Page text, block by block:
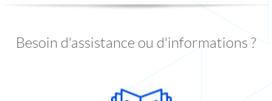
Besoin d'assistance ou d'informations ?